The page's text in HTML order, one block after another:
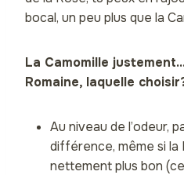
bocal, un peu plus que la
La Camomille
Romaine, laquelle
Au niveau de l’odeur,
différence, même si la
nettement plus bon